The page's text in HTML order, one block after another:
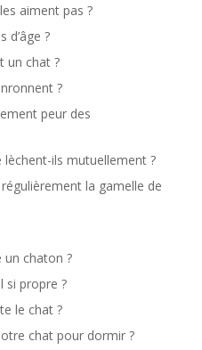
aiment pas ?
d’âge ?
un chat ?
?
peur des
lèchent-ils mutuellement ?
la gamelle de
un chaton ?
si propre ?
le chat ?
chat pour dormir ?